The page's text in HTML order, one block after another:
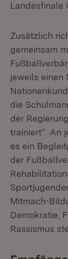
Landesfinale
Zusätzlich
gemeinsam
jeweils einen
die
der
trainiert“. An
es ein
der
Mitmach-
Demokratie,
Rassismus